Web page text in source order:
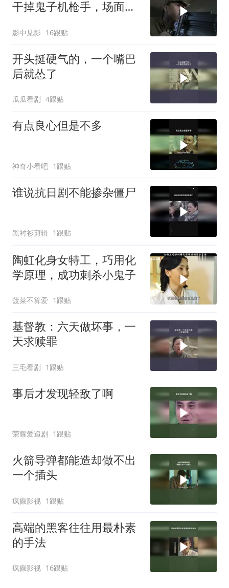
干掉鬼子机枪手，场面太
影中见影 16跟贴
开头挺硬气的，一个嘴巴
后就怂了
瓜瓜看剧 4跟贴
有点良心但是不多
神奇小看吧 1跟贴
谁说抗日剧不能掺杂僵尸
黑衬衫剪辑 1跟贴
陶虹化身女特工，巧用化
学原理，成功刺杀小鬼子
菠菜不算爱 1跟贴
基督教：六天做坏事，一
天求赎罪
三毛看剧 1跟贴
事后才发现轻敌了啊
荣耀爱追剧 1跟贴
火箭导弹都能造却做不出
一个插头
疯癫影视 1跟贴
高端的黑客往往用最朴素
的手法
疯癫影视 16跟贴